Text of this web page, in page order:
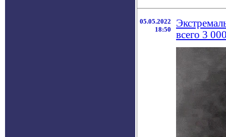
05.05.2022
18:50
всего 3